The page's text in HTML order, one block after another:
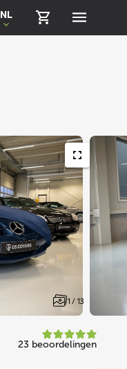
NL
1 / 13
23 beoordelingen